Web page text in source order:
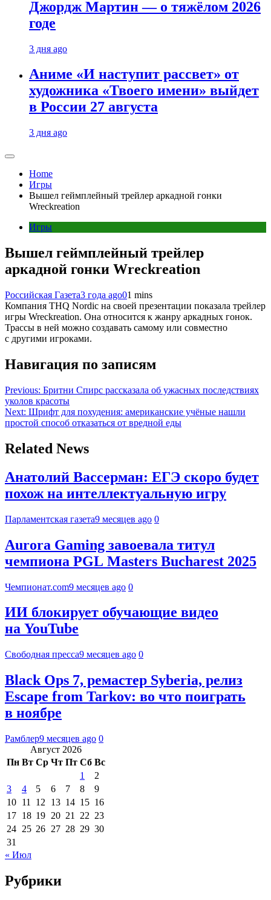
Джордж Мартин — о тяжёлом 2026
годе
3 дня ago
Аниме «И наступит рассвет» от
художника «Твоего имени» выйдет
в России 27 августа
3 дня ago
Home
Игры
Вышел геймплейный трейлер аркадной гонки
Wreckreation
Игры
Вышел геймплейный трейлер
аркадной гонки Wreckreation
Российская Газета3 года ago01 mins
Компания THQ Nordic на своей презентации показала трейлер
игры Wreckreation. Она относится к жанру аркадных гонок.
Трассы в ней можно создавать самому или совместно
с другими игроками.
Навигация по записям
Previous: Бритни Спирс рассказала об ужасных последствиях
уколов красоты
Next: Шрифт для похудения: американские учёные нашли
простой способ отказаться от вредной еды
Related News
Анатолий Вассерман: ЕГЭ скоро будет
похож на интеллектуальную игру
Парламентская газета9 месяцев ago 0
Aurora Gaming завоевала титул
чемпиона PGL Masters Bucharest 2025
Чемпионат.com9 месяцев ago 0
ИИ блокирует обучающие видео
на YouTube
Свободная пресса9 месяцев ago 0
Black Ops 7, ремастер Syberia, релиз
Escape from Tarkov: во что поиграть
в ноябре
Рамблер9 месяцев ago 0
Август 2026
Пн Вт Ср Чт Пт Сб Вс
1
2
3
4 5 6 7 8
9
10 11 12 13 14 15 16
17 18 19 20 21 22 23
24 25 26 27 28 29 30
31
« Июл
Рубрики